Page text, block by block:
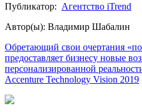
Публикатор: Агентство iTrend
Автор(ы): Владимир Шабалин
Обретающий свои очертания
предоставляет бизнесу новые
персонализированной
Accenture Technology Vision 2019